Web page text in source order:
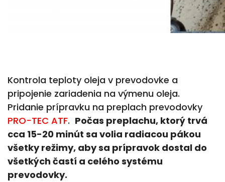
Kontrola teploty oleja v prevodovke a
pripojenie zariadenia na výmenu oleja.
Pridanie prípravku na preplach prevodovky
PRO-TEC ATF. Počas preplachu, ktorý trvá
cca 15-20 minút sa volia radiacou pákou
všetky režimy, aby sa prípravok dostal do
všetkých častí a celého systému
prevodovky.